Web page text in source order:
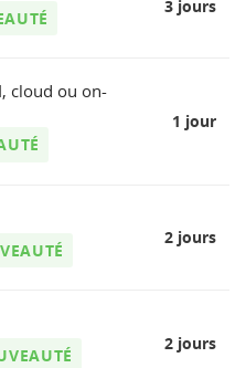
3 jours
cloud ou on-
1 jour
2 jours
2 jours